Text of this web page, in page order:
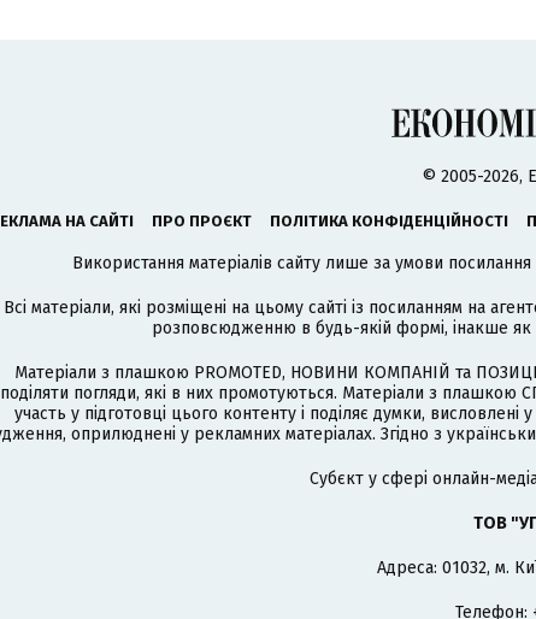
© 2005-2026,
НА САЙТІ ПРО ПРОЄКТ ПОЛІТИКА КОНФІДЕНЦІЙНОСТІ
Використання матеріалів сайту лише за умови
Всі матеріали, які розміщені на цьому сайті із посиланням на
розповсюдженню в будь-якій формі, інакше як
Матеріали з плашкою PROMOTED, НОВИНИ КОМПАНІЙ та
поділяти погляди, які в них промотуються. Матеріали з
участь у підготовці цього контенту і поділяє думки, висловлені
оприлюднені у рекламних матеріалах. Згідно з
Cубєкт у сфері онлайн-
ТОВ
Адреса: 01032, м.
Телефон: